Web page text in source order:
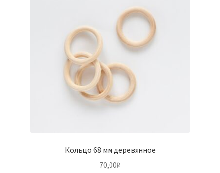
Кольцо 68 мм деревянное
70,00₽